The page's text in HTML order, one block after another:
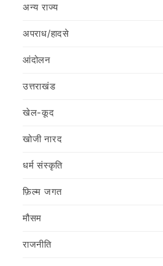
अन्य राज्य
अपराध/हादसे
आंदोलन
उत्तराखंड
खेल-कूद
खोजी नारद
धर्म संस्कृति
फ़िल्‍म जगत
मौसम
राजनीति